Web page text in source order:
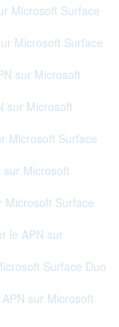
Microsoft Surface
Microsoft Surface
sur Microsoft
sur Microsoft
Microsoft Surface
Microsoft
Microsoft Surface
le APN sur
Surface Duo
sur Microsoft